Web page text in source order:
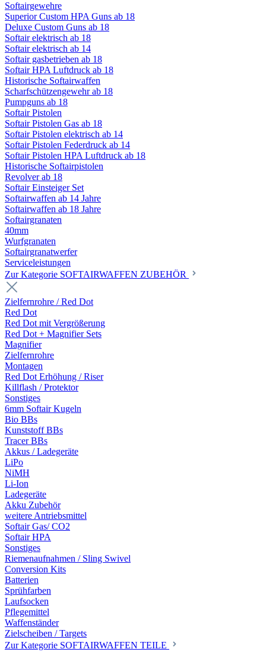
Softairgewehre
Superior Custom HPA Guns ab 18
Deluxe Custom Guns ab 18
Softair elektrisch ab 18
Softair elektrisch ab 14
Softair gasbetrieben ab 18
Softair HPA Luftdruck ab 18
Historische Softairwaffen
Scharfschützengewehr ab 18
Pumpguns ab 18
Softair Pistolen
Softair Pistolen Gas ab 18
Softair Pistolen elektrisch ab 14
Softair Pistolen Federdruck ab 14
Softair Pistolen HPA Luftdruck ab 18
Historische Softairpistolen
Revolver ab 18
Softair Einsteiger Set
Softairwaffen ab 14 Jahre
Softairwaffen ab 18 Jahre
Softairgranaten
40mm
Wurfgranaten
Softairgranatwerfer
Serviceleistungen
Zur Kategorie SOFTAIRWAFFEN ZUBEHÖR
Zielfernrohre / Red Dot
Red Dot
Red Dot mit Vergrößerung
Red Dot + Magnifier Sets
Magnifier
Zielfernrohre
Montagen
Red Dot Erhöhung / Riser
Killflash / Protektor
Sonstiges
6mm Softair Kugeln
Bio BBs
Kunststoff BBs
Tracer BBs
Akkus / Ladegeräte
LiPo
NiMH
Li-Ion
Ladegeräte
Akku Zubehör
weitere Antriebsmittel
Softair Gas/ CO2
Softair HPA
Sonstiges
Riemenaufnahmen / Sling Swivel
Conversion Kits
Batterien
Sprühfarben
Laufsocken
Pflegemittel
Waffenständer
Zielscheiben / Targets
Zur Kategorie SOFTAIRWAFFEN TEILE